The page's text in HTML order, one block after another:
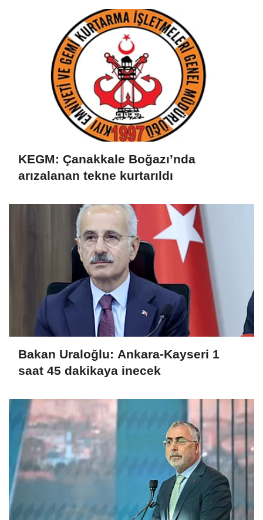
KEGM: Çanakkale Boğazı’nda
arızalanan tekne kurtarıldı
Bakan Uraloğlu: Ankara-Kayseri 1
saat 45 dakikaya inecek